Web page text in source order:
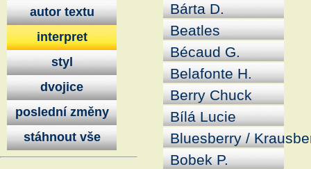
autor textu
interpret
styl
dvojice
poslední změny
stáhnout vše
Bárta D.
Beatles
Bécaud G.
Belafonte H.
Berry Chuck
Bílá Lucie
Bluesberry /
Bobek P.